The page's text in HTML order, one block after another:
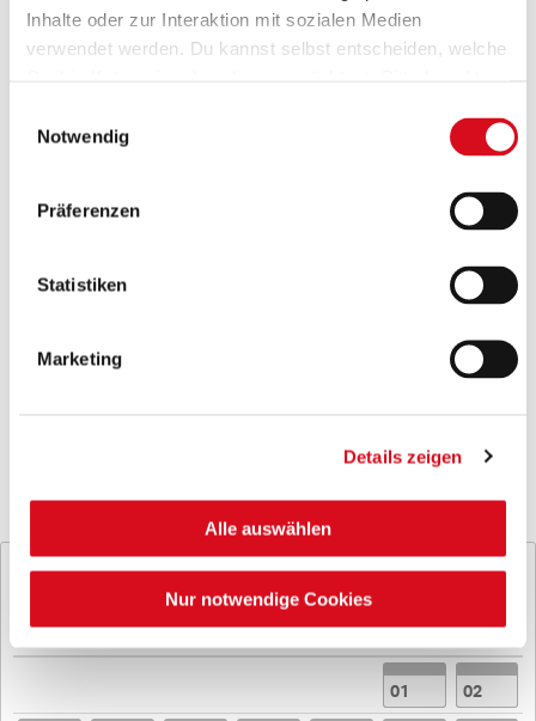
Inhalte oder zur Interaktion mit sozialen Medien
verwendet werden. Du kannst selbst entscheiden, welche
einige Funktionalitäten der Webseite möglicherweise
Notwendig
Präferenzen
Statistiken
Marketing
Details zeigen
Alle auswählen
Nur notwendige Cookies
buchen. Besucher, die weder teilnehmen, noch
Heinfels, in Österreich.
Panzendorf 196
« Vorheriger Monat
August 2026
Nächster Monat »
01 02